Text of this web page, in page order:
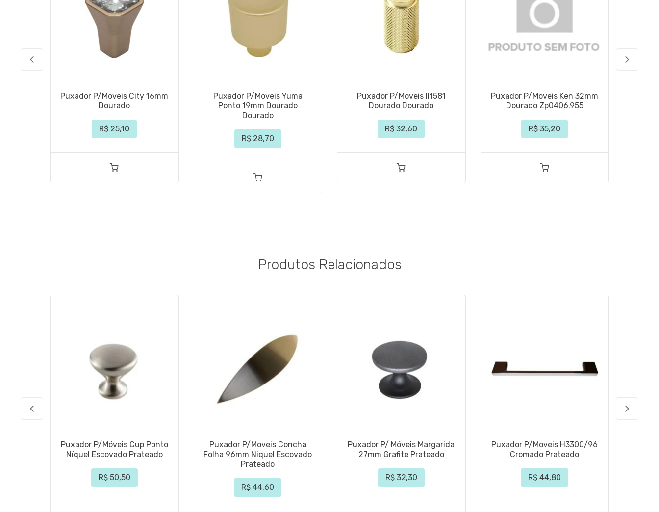
Puxador P/Moveis City 16mm
Dourado
R$ 25,10
Puxador P/Moveis Yuma
Ponto 19mm Dourado
Dourado
R$ 28,70
Puxador P/Moveis Il1581
Dourado Dourado
R$ 32,60
Puxador P/Moveis Ken 32mm
Dourado Zp0406.955
R$ 35,20
Produtos Relacionados
Puxador P/Móveis Cup Ponto
Níquel Escovado Prateado
R$ 50,50
Puxador P/Moveis Concha
Folha 96mm Niquel Escovado
Prateado
R$ 44,60
Puxador P/ Móveis Margarida
27mm Grafite Prateado
R$ 32,30
Puxador P/Moveis H3300/96
Cromado Prateado
R$ 44,80